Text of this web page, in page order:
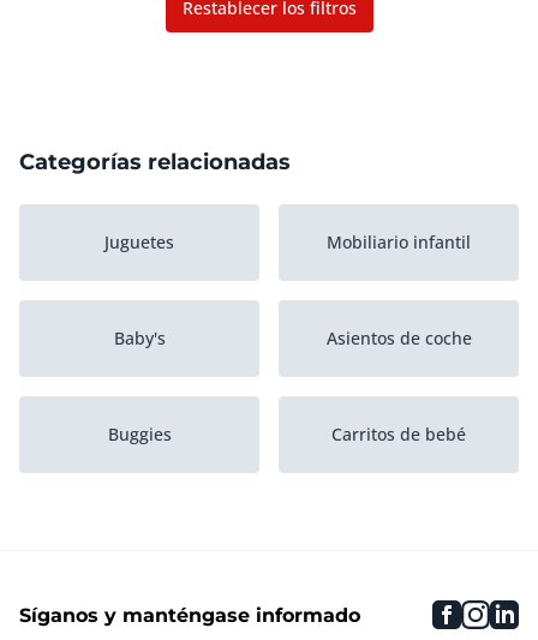
Restablecer los filtros
Categorías relacionadas
Juguetes Mobiliario infantil
Baby's Asientos de coche
Buggies Carritos de bebé
Sillas de paseo
Síganos y manténgase informado